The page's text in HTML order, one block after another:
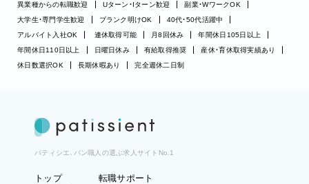
異業種からの転職歓迎
Uターン・Iターン歓迎
副業・WワークOK
大学生・専門学生歓迎
ブランク明けOK
40代・50代活躍中
アルバイト入社OK
連休取得可能 月8回休み
年間休日105日以上
年間休日110日以上
日曜日休み 有給取得推奨
産休・育休取得実績あり
休日数選択OK
長期休暇あり 完全週休二日制
パティシエ、パン職人の選ぶ求人サイトNo.1
トップ
転職サポート